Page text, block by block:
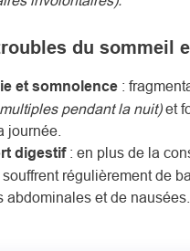
du sommeil
et somnolence :
pendant la nuit)et
journée.
digestif: en plus de la
régulièrement de
abdominales et de nausées.